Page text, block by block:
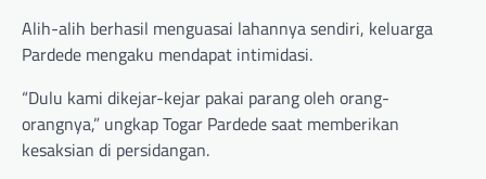
Alih-alih berhasil menguasai lahannya sendiri, keluarga
Pardede mengaku mendapat intimidasi.
“Dulu kami dikejar-kejar pakai parang oleh orang-
orangnya,” ungkap Togar Pardede saat memberikan
kesaksian di persidangan.